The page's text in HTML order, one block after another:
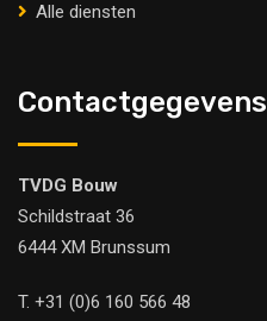
Alle diensten
Contactgegevens
TVDG Bouw
Schildstraat 36
6444 XM Brunssum
T. +31 (0)6 160 566 48